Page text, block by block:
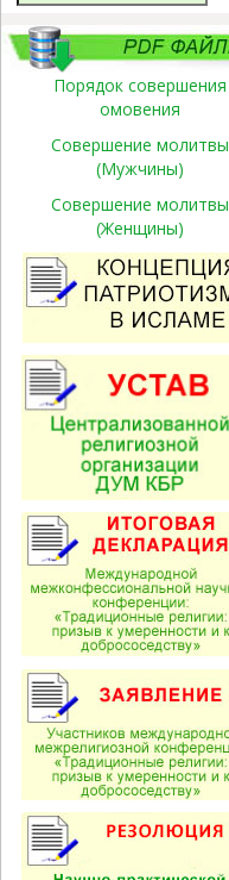
Порядок совершения
омовения
Совершение молитвы
(Мужчины)
Совершение молитвы
(Женщины)